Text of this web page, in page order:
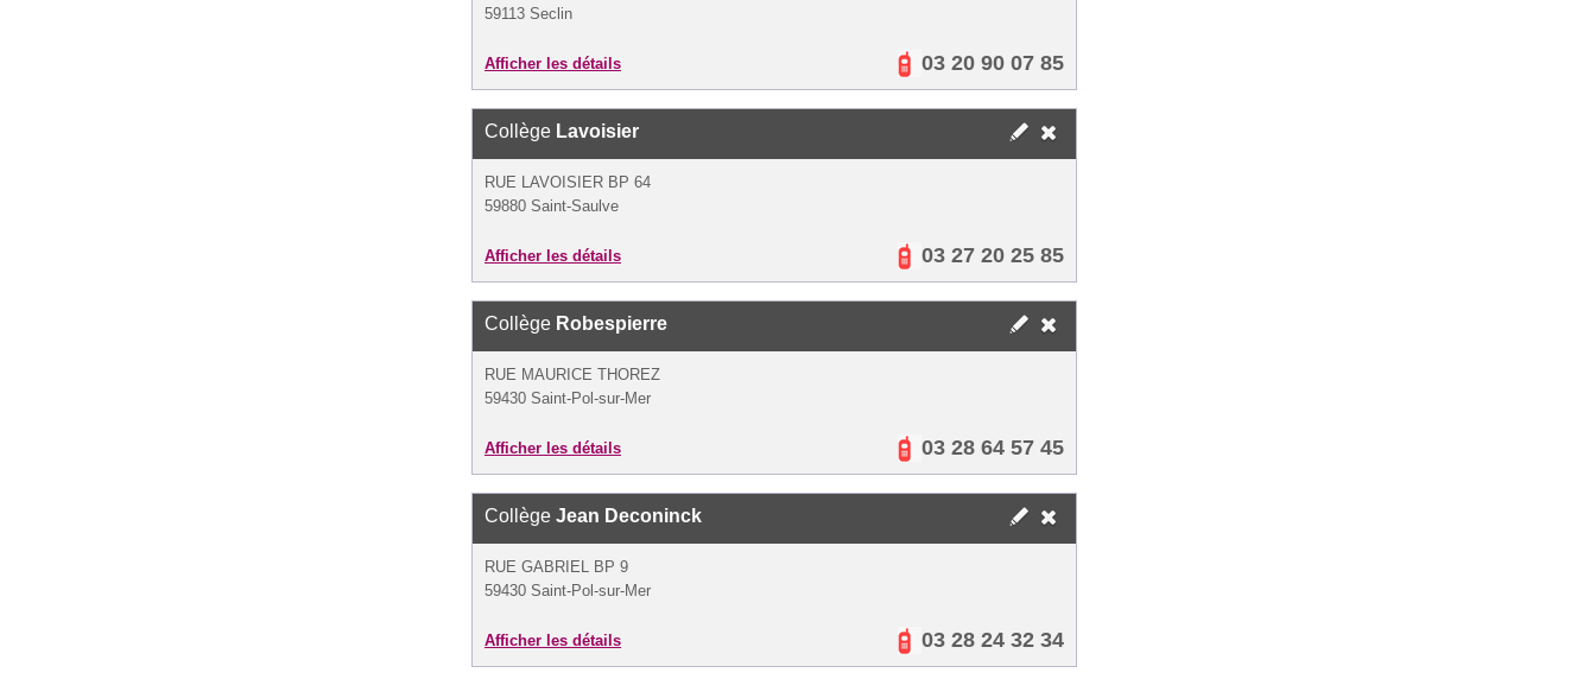
59113 Seclin
Afficher les détails 03 20 90 07 85
Collège Lavoisier
RUE LAVOISIER BP 64
59880 Saint-Saulve
Afficher les détails 03 27 20 25 85
Collège Robespierre
RUE MAURICE THOREZ
59430 Saint-Pol-sur-Mer
Afficher les détails 03 28 64 57 45
Collège Jean Deconinck
RUE GABRIEL BP 9
59430 Saint-Pol-sur-Mer
Afficher les détails 03 28 24 32 34